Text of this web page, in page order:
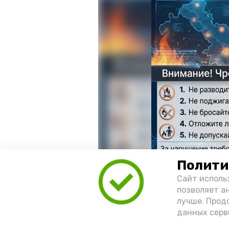
Сайт
позволяет
лучше.
данных